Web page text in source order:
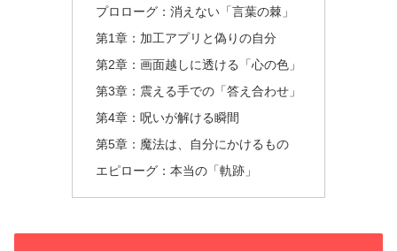
プロローグ：消えない「言葉の棘」
第1章：加工アプリと偽りの自分
第2章：画面越しに透ける「心の色」
第3章：震える手での「答え合わせ」
第4章：呪いが解ける瞬間
第5章：魔法は、自分にかけるもの
エピローグ：本当の「軌跡」